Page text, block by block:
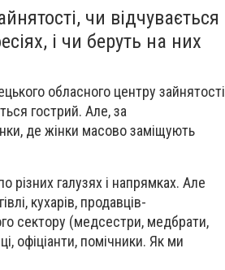
чи відчувається
і чи беруть на них
обласного центру зайнятості
гострий. Але, за
де жінки масово заміщують
різних галузях і напрямках. Але
кухарів, продавців-
сектору (медсестри, медбрати,
офіціанти, помічники. Як ми